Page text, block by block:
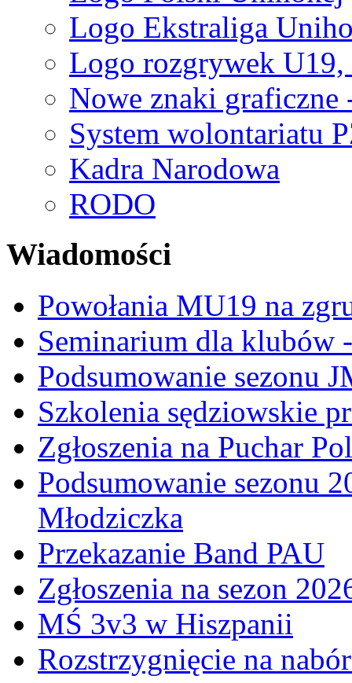
Logo Ekstraliga
Logo rozgrywek
Nowe znaki graficzne
System wolontariatu
Kadra Narodowa
RODO
Wiadomości
Powołania MU19 na
Seminarium dla klubów
Podsumowanie sezonu
Szkolenia sędziowskie
Zgłoszenia na Puchar
Podsumowanie sezonu
Młodziczka
Przekazanie Band PAU
Zgłoszenia na sezon
MŚ 3v3 w Hiszpanii
Rozstrzygnięcie na